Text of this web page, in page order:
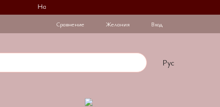
На День Закоханих при купівлі 2 флаконів на другий діє
Сравнение Желания Вход
Рус